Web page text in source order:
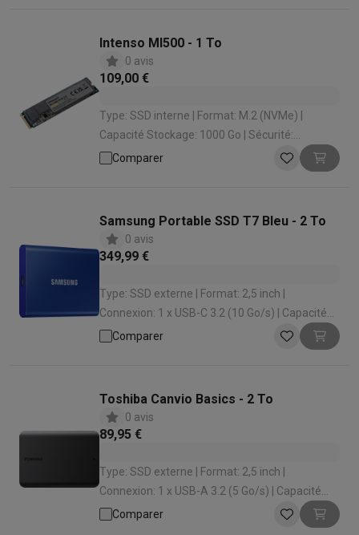
Intenso MI500 - 1 To
0 avis
109,00 €
Type: SSD interne | Format: M.2 (NVMe) |
Capacité Stockage: 1000 Go | Sécurité:
Résistant aux chocs
Comparer
Samsung Portable SSD T7 Bleu - 2 To
0 avis
349,99 €
Type: SSD externe | Format: 2,5 inch |
Connexion: 1 x USB-C 3.2 (10 Go/s) | Capacité
Stockage: 2000 Go | Vitesse de lecture: 1050
Comparer
Toshiba Canvio Basics - 2 To
0 avis
89,95 €
Type: SSD externe | Format: 2,5 inch |
Connexion: 1 x USB-A 3.2 (5 Go/s) | Capacité
Stockage: 2000 Go | Vitesse de lecture: 160 Mo
Comparer